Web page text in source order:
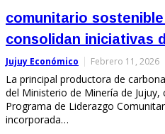
comunitario
consolidan iniciativas
Jujuy Económico Febrero 11, 2026
La principal productora de
del Ministerio de Minería de
Programa de Liderazgo
incorporada…